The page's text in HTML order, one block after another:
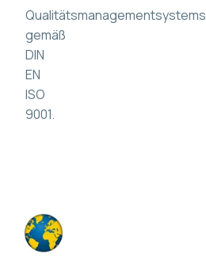
Qualitätsmanagementsystems
gemäß
DIN
EN
ISO
9001.